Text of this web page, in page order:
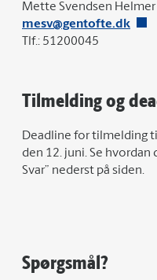
Mette Svendsen Helmer
mesv@gentofte.dk
Tlf.: 51200045
Tilmelding og
Deadline for tilmelding
den 12. juni. Se hvordan
Svar” nederst på siden.
Spørgsmål?